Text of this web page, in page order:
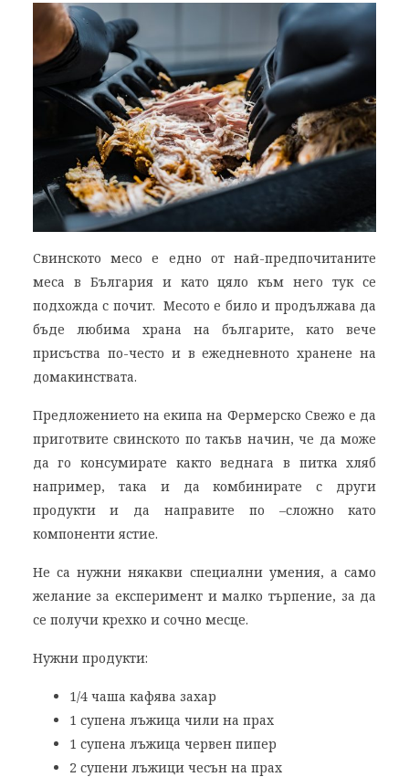
Свинското месо е едно от най-предпочитаните
меса в България и като цяло към него тук се
подхожда с почит. Месото е било и продължава да
бъде любима храна на българите, като вече
присъства по-често и в ежедневното хранене на
домакинствата.
Предложението на екипа на Фермерско Свежо е да
приготвите свинското по такъв начин, че да може
да го консумирате както веднага в питка хляб
например, така и да комбинирате с други
продукти и да направите по –сложно като
компоненти ястие.
Не са нужни някакви специални умения, а само
желание за експеримент и малко търпение, за да
се получи крехко и сочно месце.
Нужни продукти:
1/4 чаша кафява захар
1 супена лъжица чили на прах
1 супена лъжица червен пипер
2 супени лъжици чесън на прах